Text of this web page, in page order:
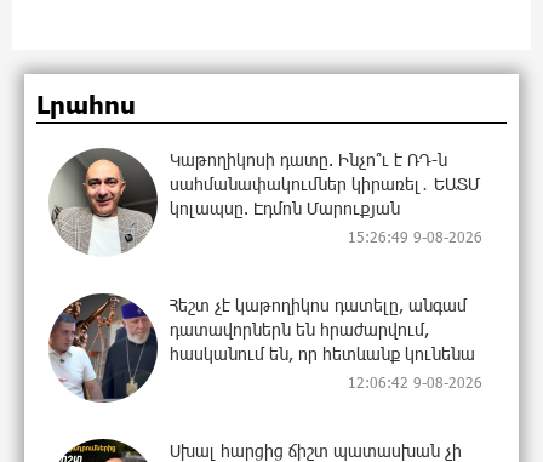
Լրահոս
Կաթողիկոսի դատը. Ինչո՞ւ է ՌԴ-ն
սահմանափակումներ կիրառել․ ԵԱՏՄ
կոլապսը. Էդմոն Մարուքյան
15:26:49 9-08-2026
Հեշտ չէ կաթողիկոս դատելը, անգամ
դատավորներն են հրաժարվում,
հասկանում են, որ հետևանք կունենա
12:06:42 9-08-2026
Սխալ հարցից ճիշտ պատասխան չի